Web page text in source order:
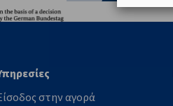
στην αγορά